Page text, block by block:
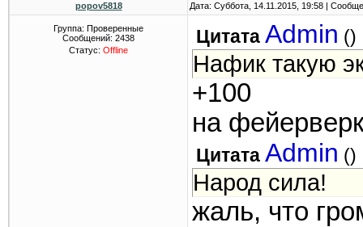
popov5818 Дата: Суббота, 14.11.2015, 19:58 |
Группа: Проверенные
Сообщений: 2438
Статус: Offline
Цитата Admin ()
Нафик такую
+100
на
Цитата Admin ()
Народ сила!
жаль, что